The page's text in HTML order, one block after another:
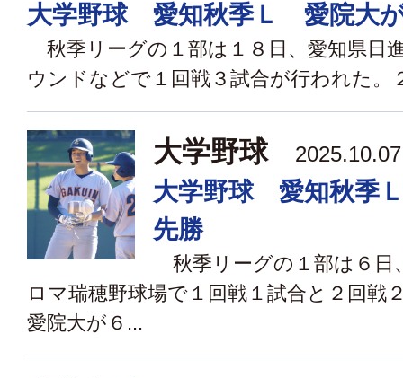
大学野球 愛知秋季Ｌ 愛院大
秋季リーグの１部は１８日、愛知県日
ウンドなどで１回戦３試合が行われた。
大学野球
大学野球 愛知秋季
先勝
秋季リーグの１部は６日
ロマ瑞穂野球場で１回戦１試合と２回戦
愛院大が６...